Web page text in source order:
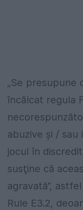
„Se presupune
încălcat regula
abuzive şi / sau
jocul în
susţine că
agravată”,
Rule E3.2,